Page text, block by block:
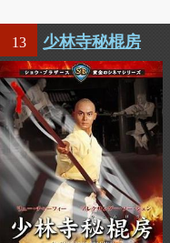
13 少林寺秘棍房